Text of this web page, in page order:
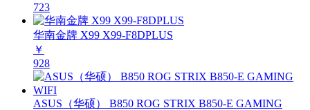
723
华南金牌 X99 X99-F8DPLUS
￥
928
ASUS（华硕） B850 ROG STRIX B850-E GAMING